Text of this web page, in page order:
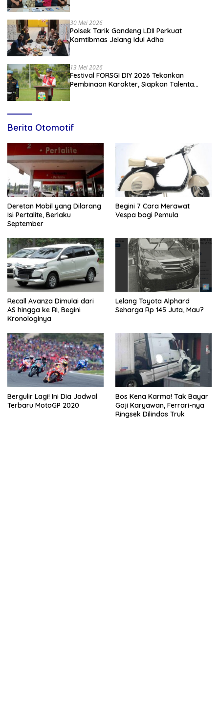
30 Mei 2026
Polsek Tarik Gandeng LDII Perkuat
Kamtibmas Jelang Idul Adha
13 Mei 2026
Festival FORSGI DIY 2026 Tekankan
Pembinaan Karakter, Siapkan Talenta
Berita Otomotif
Deretan Mobil yang Dilarang
Isi Pertalite, Berlaku
September
Begini 7 Cara Merawat
Vespa bagi Pemula
Recall Avanza Dimulai dari
AS hingga ke RI, Begini
Kronologinya
Lelang Toyota Alphard
Seharga Rp 145 Juta, Mau?
Bergulir Lagi! Ini Dia Jadwal
Terbaru MotoGP 2020
Bos Kena Karma! Tak Bayar
Gaji Karyawan, Ferrari-nya
Ringsek Dilindas Truk